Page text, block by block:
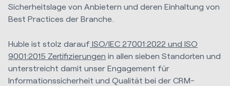
Sicherheitslage von Anbietern und deren Einhaltung von
Best Practices der Branche.
Huble ist stolz darauf ISO/IEC 27001:2022 und ISO
9001:2015 Zertifizierungen in allen sieben Standorten und
unterstreicht damit unser Engagement für
Informationssicherheit und Qualität bei der CRM-